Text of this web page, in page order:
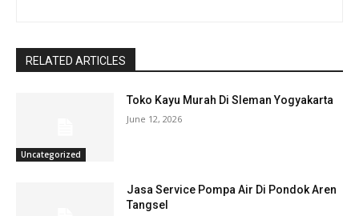
RELATED ARTICLES
Uncategorized
Toko Kayu Murah Di Sleman Yogyakarta
June 12, 2026
Jasa Service Pompa Air Di Pondok Aren
Tangsel